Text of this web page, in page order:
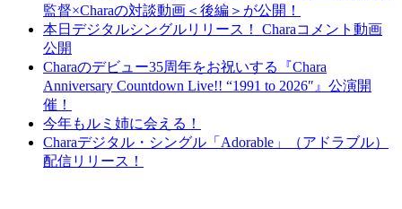
監督×Charaの対談動画＜後編＞が公開！
本日デジタルシングルリリース！ Charaコメント動画
公開
Charaのデビュー35周年をお祝いする『Chara
Anniversary Countdown Live!! “1991 to 2026″』公演開
催！
今年もルミ姉に会える！
Charaデジタル・シングル「Adorable」（アドラブル）
配信リリース！